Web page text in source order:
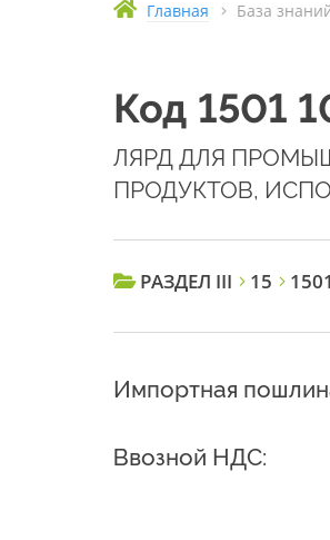
Главная База
Код 1501
ЛЯРД ДЛЯ
ПРОДУКТОВ,
РАЗДЕЛ III 15 1501
Импортная
Ввозной НДС: